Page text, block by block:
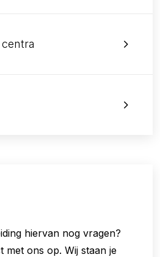
hiervan nog vragen?
met ons op. Wij staan je